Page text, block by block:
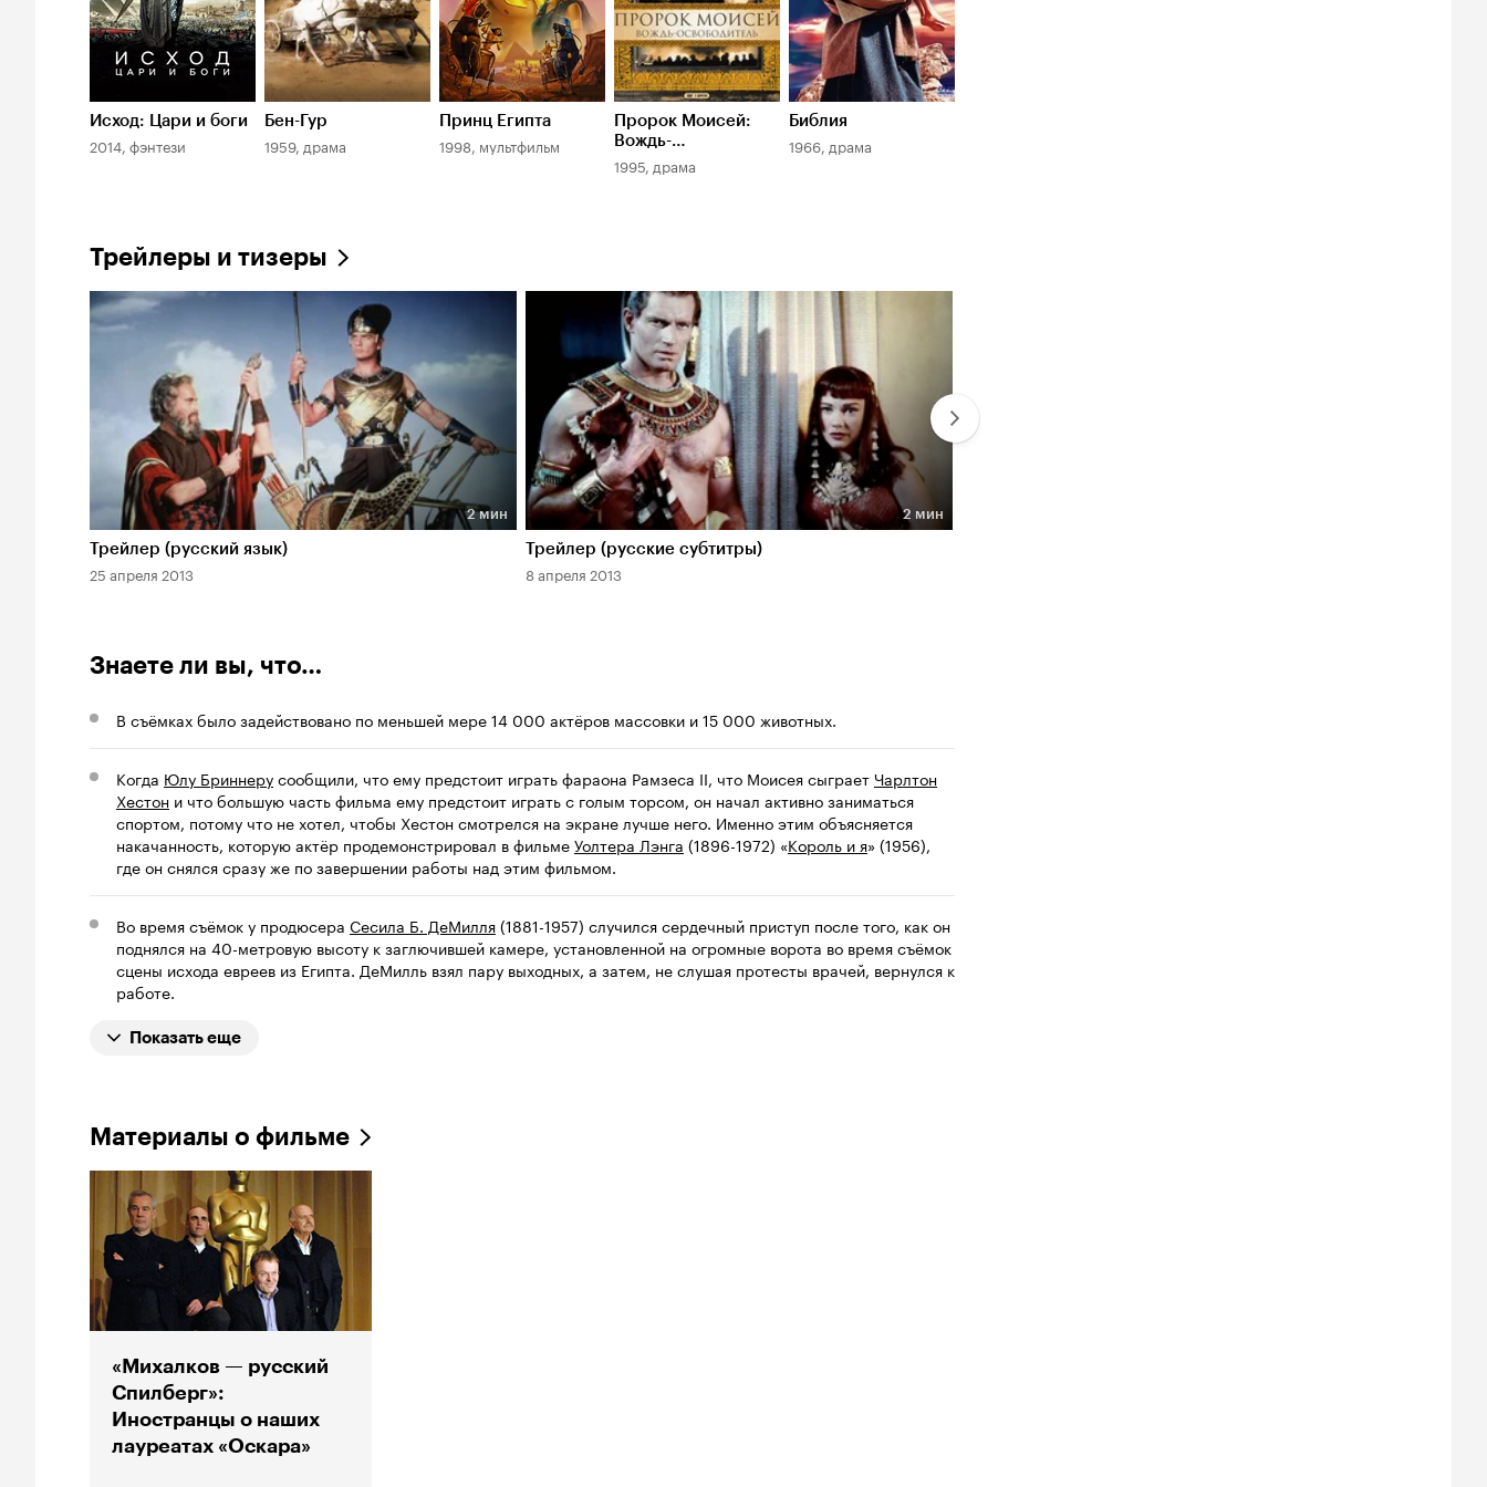
Исход: Цари и боги
2014, фэнтези
Бен-Гур
1959, драма
Принц Египта
1998, мультфильм
Пророк Моисей:
Вождь-
освободитель
1995, драма
Библия
1966, драма
Трейлеры и тизеры
Длительность 2 мин
2 мин
Трейлер (русский язык)
25 апреля 2013
Длительность 2 мин
2 мин
Трейлер (русские субтитры)
8 апреля 2013
Знаете ли вы, что…
В съёмках было задействовано по меньшей мере 14 000 актёров массовки и 15 000 животных.
Когда Юлу Бриннерусообщили, что ему предстоит играть фараона Рамзеса II, что Моисея сыграетЧарлтон
Хестон и что большую часть фильма ему предстоит играть с голым торсом, он начал активно заниматься
спортом, потому что не хотел, чтобы Хестон смотрелся на экране лучше него. Именно этим объясняется
накачанность, которую актёр продемонстрировал в фильмеУолтера Лэнга (1896-1972) «Король и я» (1956),
где он снялся сразу же по завершении работы над этим фильмом.
Во время съёмок у продюсера Сесила Б. ДеМилля(1881-1957) случился сердечный приступ после того, как он
поднялся на 40-метровую высоту к заглючившей камере, установленной на огромные ворота во время съёмок
сцены исхода евреев из Египта. ДеМилль взял пару выходных, а затем, не слушая протесты врачей, вернулся к
работе.
Показать еще
Материалы о фильме
«Михалков — русский
Спилберг»:
Иностранцы о наших
лауреатах «Оскара»